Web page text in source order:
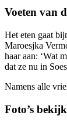
Voeten van
Het eten gaat
Maroesjka
haar aan: ‘Wat
dat ze nu in
Namens alle
Foto’s